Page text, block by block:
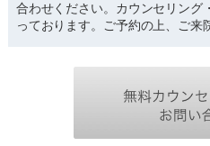
合わせください。カウンセリング
っております。ご予約の上、ご来